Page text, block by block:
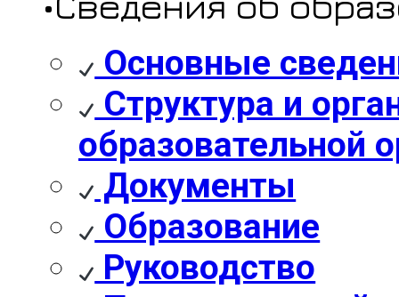
Основные
Структура и
образовательной
Документы
Образование
Руководство